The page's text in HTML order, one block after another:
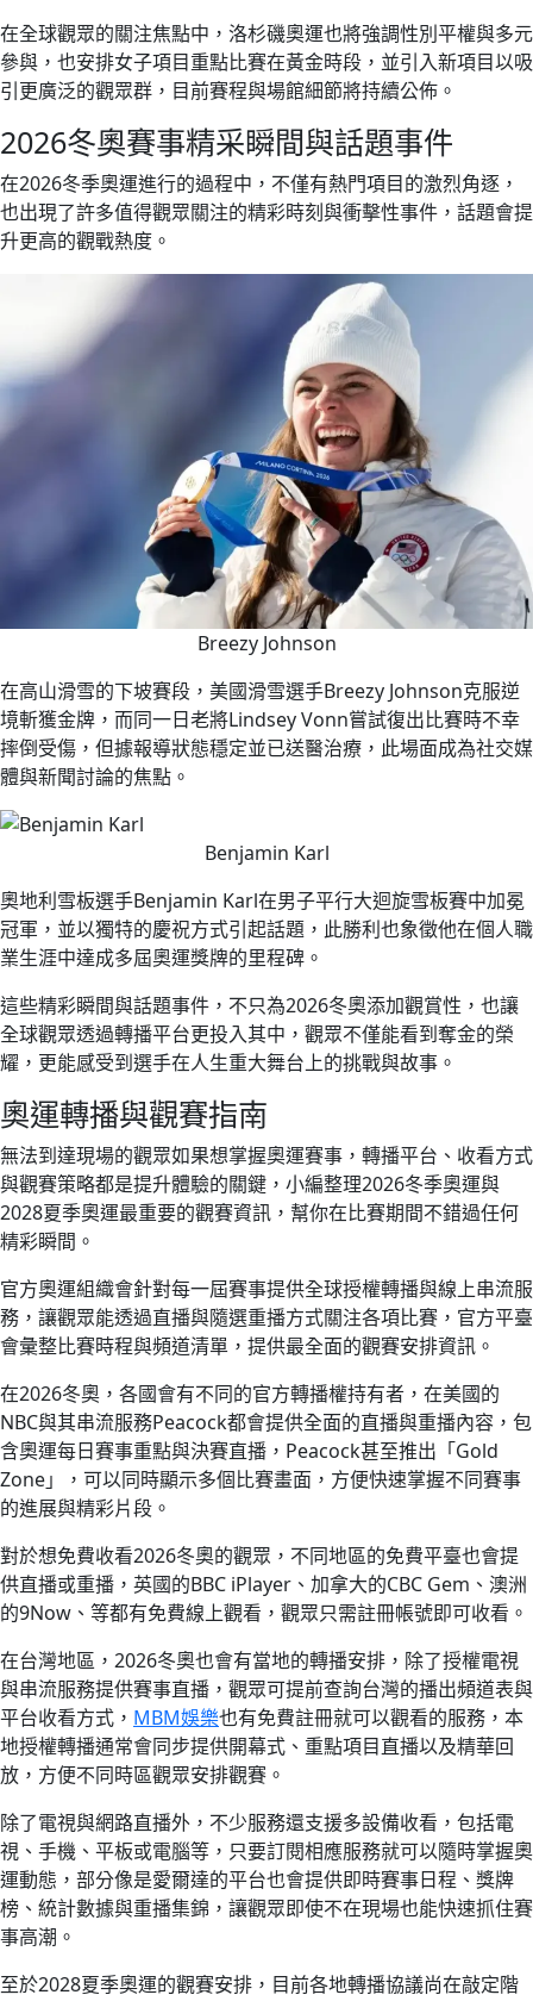
在全球觀眾的關注焦點中，洛杉磯奧運也將強調性別平權與多元
參與，也安排女子項目重點比賽在黃金時段，並引入新項目以吸
引更廣泛的觀眾群，目前賽程與場館細節將持續公佈。
2026冬奧賽事精采瞬間與話題事件
在2026冬季奧運進行的過程中，不僅有熱門項目的激烈角逐，
也出現了許多值得觀眾關注的精彩時刻與衝擊性事件，話題會提
升更高的觀戰熱度。
Breezy Johnson
在高山滑雪的下坡賽段，美國滑雪選手Breezy Johnson克服逆
境斬獲金牌，而同一日老將Lindsey Vonn嘗試復出比賽時不幸
摔倒受傷，但據報導狀態穩定並已送醫治療，此場面成為社交媒
體與新聞討論的焦點。
Benjamin Karl
奧地利雪板選手Benjamin Karl在男子平行大迴旋雪板賽中加冕
冠軍，並以獨特的慶祝方式引起話題，此勝利也象徵他在個人職
業生涯中達成多屆奧運獎牌的里程碑。
這些精彩瞬間與話題事件，不只為2026冬奧添加觀賞性，也讓
全球觀眾透過轉播平台更投入其中，觀眾不僅能看到奪金的榮
耀，更能感受到選手在人生重大舞台上的挑戰與故事。
奧運轉播與觀賽指南
無法到達現場的觀眾如果想掌握奧運賽事，轉播平台、收看方式
與觀賽策略都是提升體驗的關鍵，小編整理2026冬季奧運與
2028夏季奧運最重要的觀賽資訊，幫你在比賽期間不錯過任何
精彩瞬間。
官方奧運組織會針對每一屆賽事提供全球授權轉播與線上串流服
務，讓觀眾能透過直播與隨選重播方式關注各項比賽，官方平臺
會彙整比賽時程與頻道清單，提供最全面的觀賽安排資訊。
在2026冬奧，各國會有不同的官方轉播權持有者，在美國的
NBC與其串流服務Peacock都會提供全面的直播與重播內容，包
含奧運每日賽事重點與決賽直播，Peacock甚至推出「Gold
Zone」，可以同時顯示多個比賽畫面，方便快速掌握不同賽事
的進展與精彩片段。
對於想免費收看2026冬奧的觀眾，不同地區的免費平臺也會提
供直播或重播，英國的BBC iPlayer、加拿大的CBC Gem、澳洲
的9Now、等都有免費線上觀看，觀眾只需註冊帳號即可收看。
在台灣地區，2026冬奧也會有當地的轉播安排，除了授權電視
與串流服務提供賽事直播，觀眾可提前查詢台灣的播出頻道表與
平台收看方式， MBM娛樂也有免費註冊就可以觀看的服務，本
地授權轉播通常會同步提供開幕式、重點項目直播以及精華回
放，方便不同時區觀眾安排觀賽。
除了電視與網路直播外，不少服務還支援多設備收看，包括電
視、手機、平板或電腦等，只要訂閱相應服務就可以隨時掌握奧
運動態，部分像是愛爾達的平台也會提供即時賽事日程、獎牌
榜、統計數據與重播集錦，讓觀眾即使不在現場也能快速抓住賽
事高潮。
至於2028夏季奧運的觀賽安排，目前各地轉播協議尚在敲定階